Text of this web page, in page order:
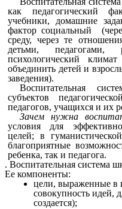
как педагогический
учебники, домашние
фактор социальный
среду, через те
детьми, педагогами,
психологический
объединить детей и
заведения).
Воспитательная
субъектов
педагогов, учащихся и их
Зачем нужна
условия для
целей; в
благоприятные
ребенка, так и педагога.
. Воспитательная система
Ее компоненты:
цели, выраженные в
совокупность идей,
создается);